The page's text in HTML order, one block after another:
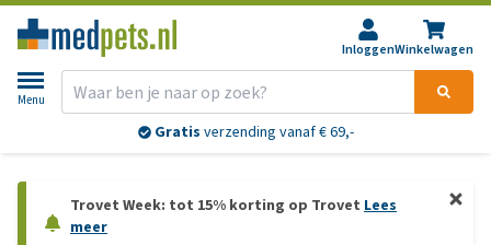
InloggenWinkelwagen
Menu
Gratis verzending vanaf € 69,-
Trovet Week: tot 15% korting op Trovet Lees
meer